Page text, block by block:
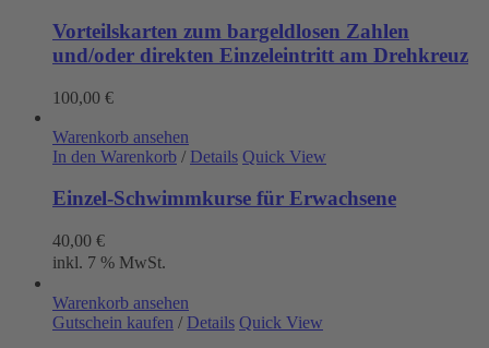
Vorteilskarten zum bargeldlosen Zahlen
und/oder direkten Einzeleintritt am Drehkreuz
100,00 €
Warenkorb ansehen
In den Warenkorb / Details Quick View
Einzel-Schwimmkurse für Erwachsene
40,00 €
inkl. 7 % MwSt.
Warenkorb ansehen
Gutschein kaufen / Details Quick View